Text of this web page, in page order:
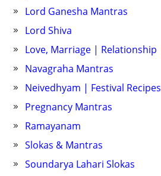
Lord Ganesha Mantras
Lord Shiva
Love, Marriage | Relationship
Navagraha Mantras
Neivedhyam | Festival Recipes
Pregnancy Mantras
Ramayanam
Slokas & Mantras
Soundarya Lahari Slokas